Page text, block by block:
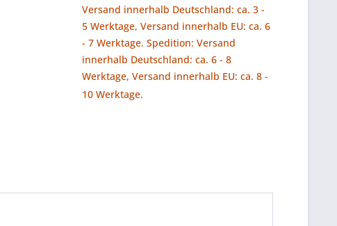
Versand innerhalb Deutschland: ca. 3 -
5 Werktage, Versand innerhalb EU: ca. 6
- 7 Werktage. Spedition: Versand
innerhalb Deutschland: ca. 6 - 8
Werktage, Versand innerhalb EU: ca. 8 -
10 Werktage.